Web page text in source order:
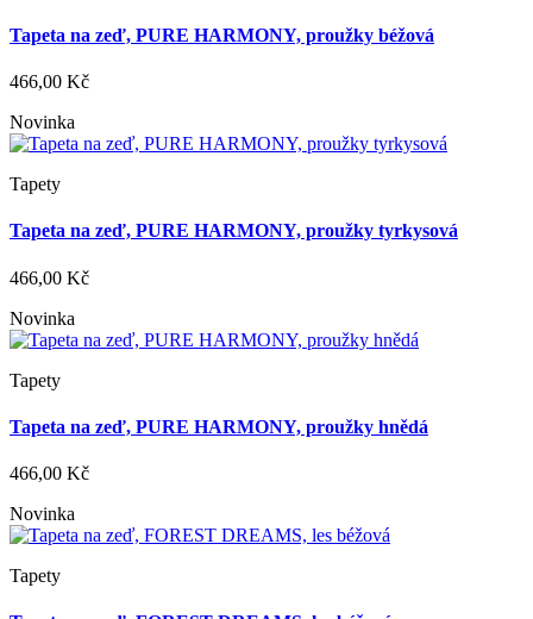
Tapeta na zeď, PURE HARMONY, proužky béžová
466,00 Kč
Novinka
Tapety
Tapeta na zeď, PURE HARMONY, proužky tyrkysová
466,00 Kč
Novinka
Tapety
Tapeta na zeď, PURE HARMONY, proužky hnědá
466,00 Kč
Novinka
Tapety